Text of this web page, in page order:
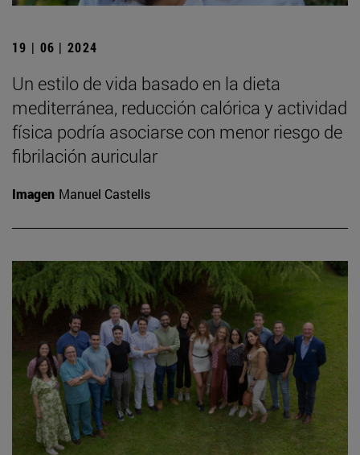
19 | 06 | 2024
Un estilo de vida basado en la dieta
mediterránea, reducción calórica y actividad
física podría asociarse con menor riesgo de
fibrilación auricular
Imagen Manuel Castells